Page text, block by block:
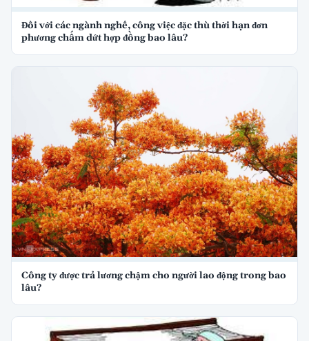
Đối với các ngành nghề, công việc đặc thù thời hạn đơn
phương chấm dứt hợp đồng bao lâu?
​Công ty được trả lương chậm cho người lao động trong bao
lâu?